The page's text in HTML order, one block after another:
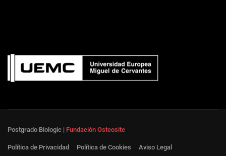
Postgrado Biologic | Fundación Osteosite
Política de Privacidad Política de Cookies Aviso Legal